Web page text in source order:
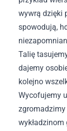
wywrą dzięki
spowodują,
Talię
dajemy
kolejno
Wycofujemy
zgromadzimy